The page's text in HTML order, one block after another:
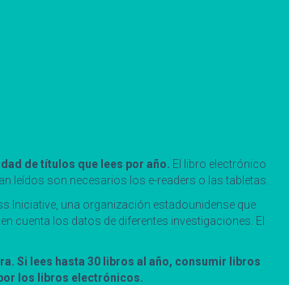
de títulos que lees por año. El libro electrónico
leídos son necesarios los e-readers o las tabletas.
Iniciative, una organización estadounidense que
cuenta los datos de diferentes investigaciones. El
Si lees hasta 30 libros al año, consumir libros
los libros electrónicos.